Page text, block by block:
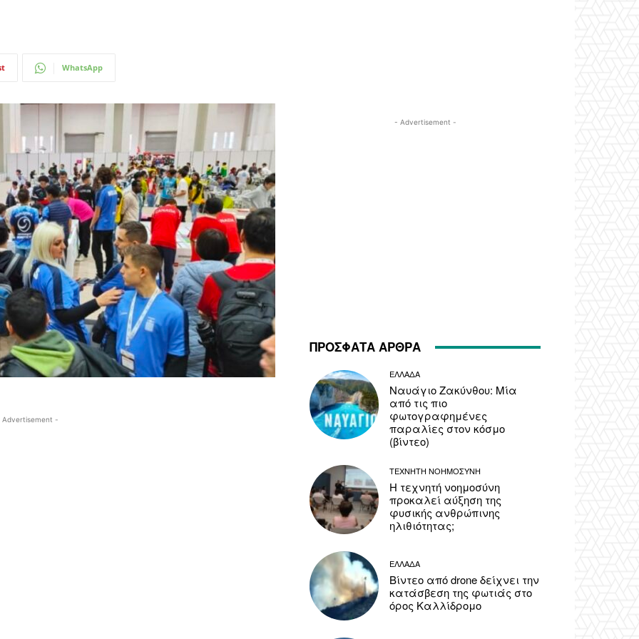
WhatsApp
-
- Advertisement -
ΠΡΟΣΦΑΤΑ ΑΡΘΡΑ
ΕΛΛΑΔΑ
Ναυάγιο Ζακύνθου: Μία
από τις πιο
φωτογραφημένες
παραλίες στον κόσμο
(βίντεο)
ΤΕΧΝΗΤΗ ΝΟΗΜΟΣΥΝΗ
Η τεχνητή νοημοσύνη
προκαλεί αύξηση της
φυσικής ανθρώπινης
ηλιθιότητας;
ΕΛΛΑΔΑ
Βίντεο από drone δείχνει την
κατάσβεση της φωτιάς στο
όρος Καλλίδρομο